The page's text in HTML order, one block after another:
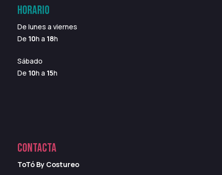
HORARIO
De lunes a viernes
De 10h a 18h
Sábado
De 10h a 15h
CONTACTA
ToTó By Costureo